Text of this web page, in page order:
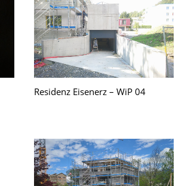
Residenz Eisenerz – WiP 04